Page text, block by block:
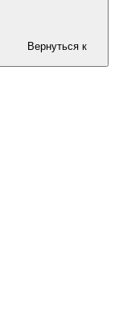
Вернуться к